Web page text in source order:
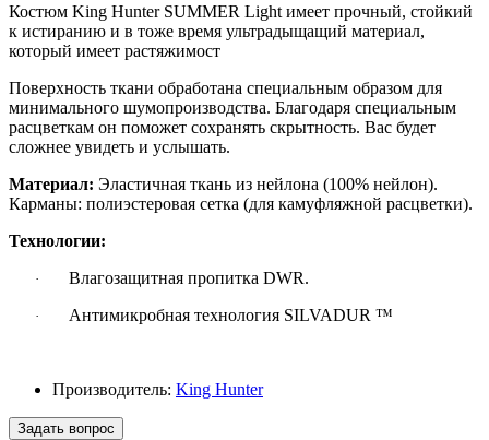
Костюм King Hunter SUMMER Light имеет прочный, стойкий
к истиранию и в тоже время ультрадыщащий материал,
который имеет растяжимост
Поверхность ткани обработана специальным образом для
минимального шумопроизводства. Благодаря специальным
расцветкам он поможет сохранять скрытность. Вас будет
сложнее увидеть и услышать.
Материал: Эластичная ткань из нейлона (100% нейлон).
Карманы: полиэстеровая сетка (для камуфляжной расцветки).
Технологии:
· Влагозащитная пропитка DWR.
· Антимикробная технология SILVADUR ™
Производитель: King Hunter
Задать вопрос